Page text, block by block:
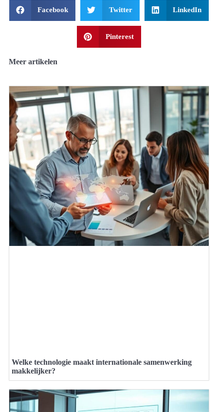
Facebook Twitter LinkedIn
Pinterest
Meer artikelen
Welke technologie maakt internationale samenwerking
makkelijker?